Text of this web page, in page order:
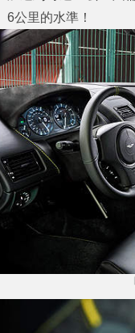
6公里的水準！